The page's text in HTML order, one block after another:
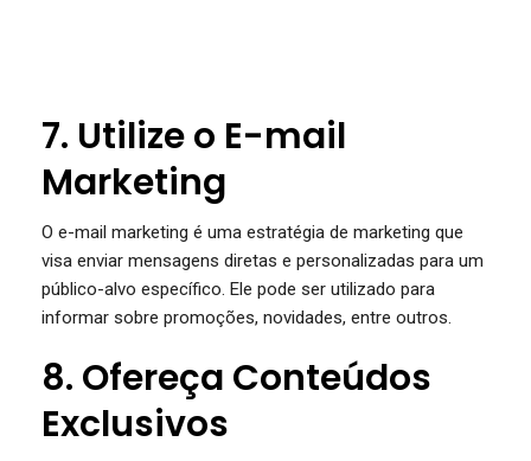
7. Utilize o E-mail
Marketing
O e-mail marketing é uma estratégia de marketing que
visa enviar mensagens diretas e personalizadas para um
público-alvo específico. Ele pode ser utilizado para
informar sobre promoções, novidades, entre outros.
8. Ofereça Conteúdos
Exclusivos